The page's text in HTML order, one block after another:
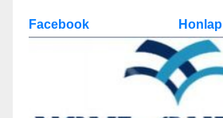
Facebook Honlap